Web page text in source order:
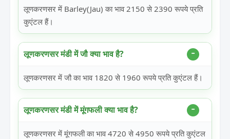
लूणकरणसर में Barley(Jau) का भाव 2150 से 2390 रूपये प्रति
कुएंटल हैं।
लूणकरणसर मंडी में जौ क्या भाव है?
लूणकरणसर में जौ का भाव 1820 से 1960 रूपये प्रति कुएंटल हैं।
लूणकरणसर मंडी में मूंगफली क्या भाव है?
लूणकरणसर में मूंगफली का भाव 4720 से 4950 रूपये प्रति कुएंटल